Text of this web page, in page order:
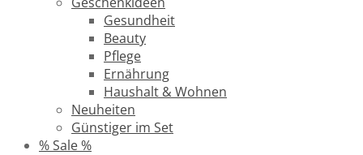
Gesundheit
Beauty
Pflege
Ernährung
Haushalt & Wohnen
Neuheiten
Günstiger im Set
% Sale %